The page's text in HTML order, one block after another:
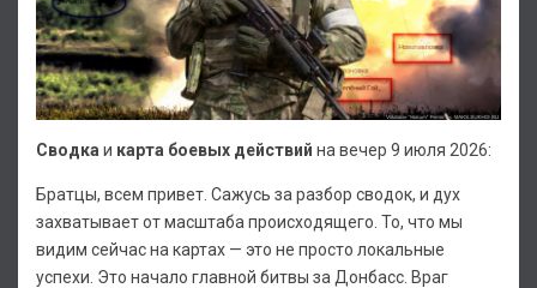
Сводка и карта боевых действий на вечер 9 июля 2026:
Братцы, всем привет. Сажусь за разбор сводок, и дух
захватывает от масштаба происходящего. То, что мы
видим сейчас на картах — это не просто локальные
успехи. Это начало главной битвы за Донбасс. Враг